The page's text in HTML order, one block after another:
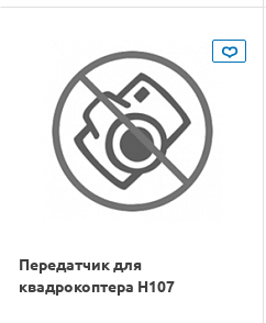
Передатчик для
квадрокоптера H107